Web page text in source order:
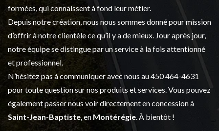
formées, qui connaissent à fond leur métier.
Depuis notre création, nous nous sommes donné pour mission
d’offrir à notre clientèle ce qu’il y a de mieux. Jour après jour,
notre équipe se distingue par un service à la fois attentionné
et professionnel.
N’hésitez pas à communiquer avec nous au450 464-4631
pour toute question sur nos produits et services. Vous pouvez
également passer nous voir directement en concession à
Saint-Jean-Baptiste , en Montérégie . À bientôt !